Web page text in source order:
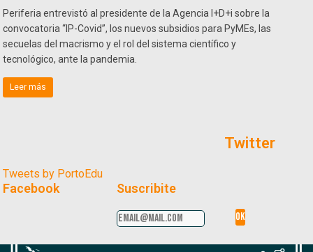
Periferia entrevistó al presidente de la Agencia I+D+i sobre la
convocatoria “IP-Covid”, los nuevos subsidios para PyMEs, las
secuelas del macrismo y el rol del sistema científico y
tecnológico, ante la pandemia.
Leer más
Twitter
Tweets by PortoEdu
Facebook Suscribite